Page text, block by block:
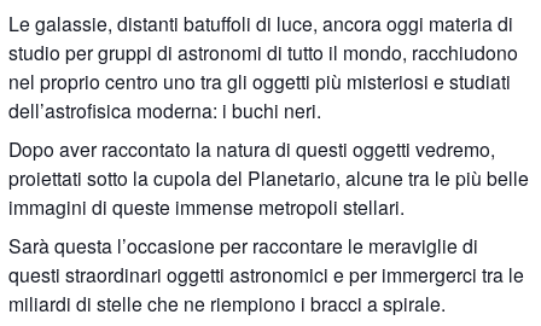
Le galassie, distanti batuffoli di luce, ancora oggi materia di
studio per gruppi di astronomi di tutto il mondo, racchiudono
nel proprio centro uno tra gli oggetti più misteriosi e studiati
dell’astrofisica moderna: i buchi neri.
Dopo aver raccontato la natura di questi oggetti vedremo,
proiettati sotto la cupola del Planetario, alcune tra le più belle
immagini di queste immense metropoli stellari.
Sarà questa l’occasione per raccontare le meraviglie di
questi straordinari oggetti astronomici e per immergerci tra le
miliardi di stelle che ne riempiono i bracci a spirale.